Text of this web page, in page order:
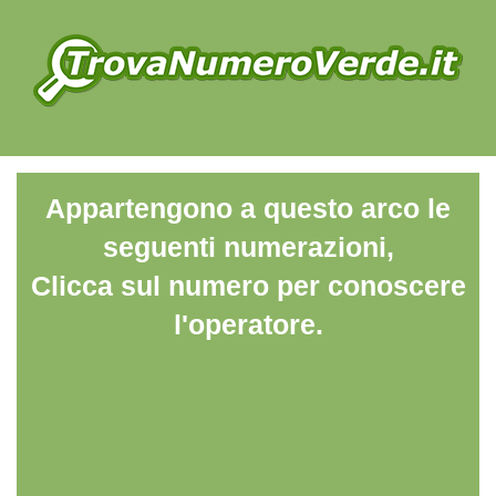
Appartengono a questo arco le
seguenti numerazioni,
Clicca sul numero per conoscere
l'operatore.